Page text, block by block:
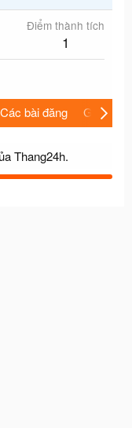
Điểm thành tích
1
Các bài đăng Giới thiệu
Thang24h.